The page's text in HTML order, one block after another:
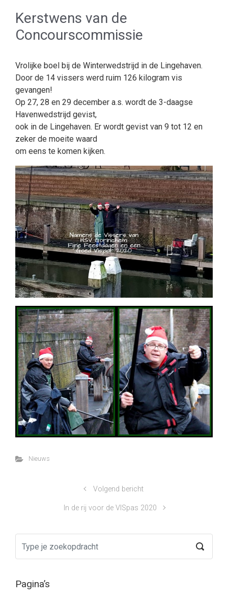
Kerstwens van de
Concourscommissie
Vrolijke boel bij de Winterwedstrijd in de Lingehaven.
Door de 14 vissers werd ruim 126 kilogram vis
gevangen!
Op 27, 28 en 29 december a.s. wordt de 3-daagse
Havenwedstrijd gevist,
ook in de Lingehaven. Er wordt gevist van 9 tot 12 en
zeker de moeite waard
om eens te komen kijken.
Nieuws
Volgend bericht
In de rij voor de VISpas 2020
Pagina’s